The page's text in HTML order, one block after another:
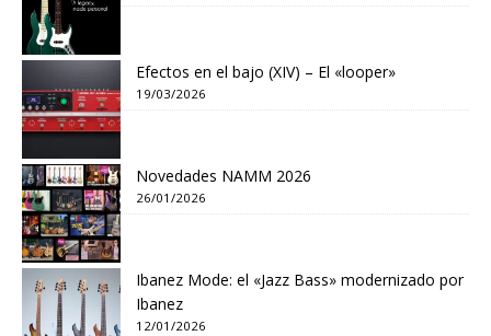
Efectos en el bajo (XIV) – El «looper»
19/03/2026
Novedades NAMM 2026
26/01/2026
Ibanez Mode: el «Jazz Bass» modernizado por
Ibanez
12/01/2026